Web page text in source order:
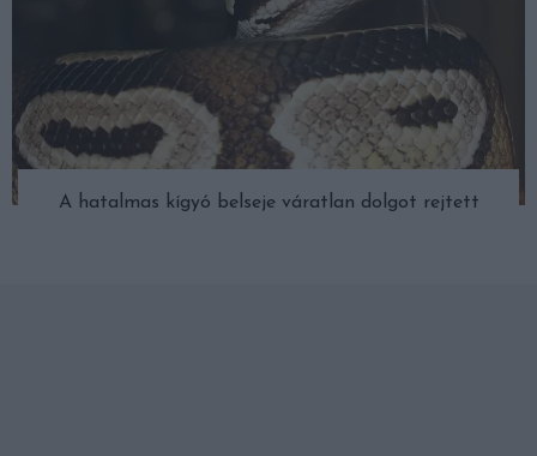
A hatalmas kígyó belseje váratlan dolgot rejtett